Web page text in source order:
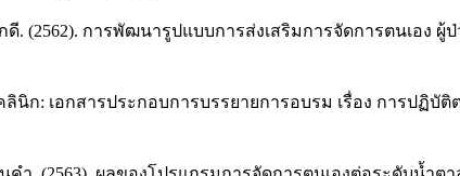
การพัฒนารูปแบบการส่งเสริมการจัดการตนเอง ผู้
: เอกสารประกอบการบรรยายการอบรม เรื่อง การปฏิบัติ